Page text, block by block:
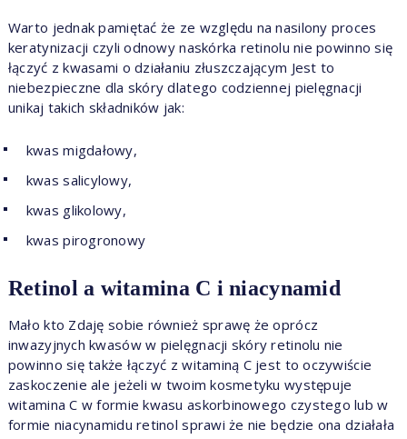
Warto jednak pamiętać że ze względu na nasilony proces
keratynizacji czyli odnowy naskórka retinolu nie powinno się
łączyć z kwasami o działaniu złuszczającym Jest to
niebezpieczne dla skóry dlatego codziennej pielęgnacji
unikaj takich składników jak:
kwas migdałowy,
kwas salicylowy,
kwas glikolowy,
kwas pirogronowy
Retinol a witamina C i niacynamid
Mało kto Zdaję sobie również sprawę że oprócz
inwazyjnych kwasów w pielęgnacji skóry retinolu nie
powinno się także łączyć z witaminą C jest to oczywiście
zaskoczenie ale jeżeli w twoim kosmetyku występuje
witamina C w formie kwasu askorbinowego czystego lub w
formie niacynamidu retinol sprawi że nie będzie ona działała